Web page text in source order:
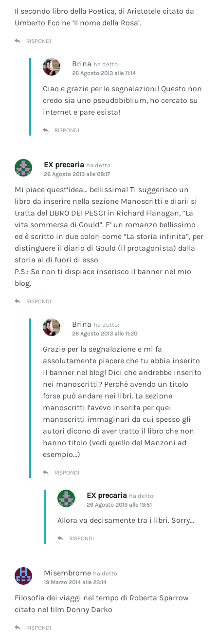
Il secondo libro della Poetica, di Aristotele citato da
Umberto Eco ne ‘Il nome della Rosa’.
RISPONDI
Brina ha detto:
26 Agosto 2013 alle 11:14
Ciao e grazie per le segnalazioni! Questo non
credo sia uno pseudobiblium, ho cercato su
internet e pare esista!
RISPONDI
EX precaria ha detto:
26 Agosto 2013 alle 08:17
Mi piace quest’idea… bellissima! Ti suggerisco un
libro da inserire nella sezione Manoscritti e diari: si
tratta del LIBRO DEI PESCI in Richard Flanagan, “La
vita sommersa di Gould”. E’ un romanzo bellissimo
ed è scritto in due colori come “La storia infinita”, per
distinguere il diario di Gould (il protagonista) dalla
storia al di fuori di esso.
P.S.: Se non ti dispiace inserisco il banner nel mio
blog.
RISPONDI
Brina ha detto:
26 Agosto 2013 alle 11:20
Grazie per la segnalazione e mi fa
assolutamente piacere che tu abbia inserito
il banner nel blog! Dici che andrebbe inserito
nei manoscritti? Perchè avendo un titolo
forse può andare nei libri. La sezione
manoscritti l’avevo inserita per quei
manoscritti immaginari da cui spesso gli
autori dicono di aver tratto il libro che non
hanno titolo (vedi quello del Manzoni ad
esempio…)
RISPONDI
EX precaria ha detto:
26 Agosto 2013 alle 13:51
Allora va decisamente tra i libri. Sorry…
RISPONDI
Misembrome ha detto:
19 Marzo 2014 alle 23:14
Filosofia dei viaggi nel tempo di Roberta Sparrow
citato nel film Donny Darko
RISPONDI